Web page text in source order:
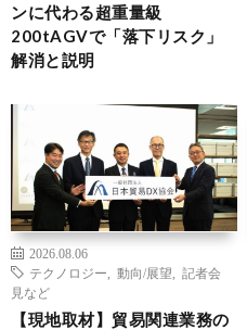
ンに代わる超重量級
200tAGVで「落下リスク」
解消と説明
2026.08.06
テクノロジー
動向/展望
記者会
見など
【現地取材】貿易関連業務の